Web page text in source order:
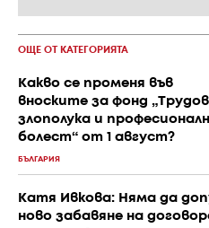
ОЩЕ ОТ КАТЕГОРИЯТА
Какво се променя във
вноските за фонд
злополука и
болест“ от 1 август?
БЪЛГАРИЯ
Катя Ивкова: Няма да
ново забавяне на